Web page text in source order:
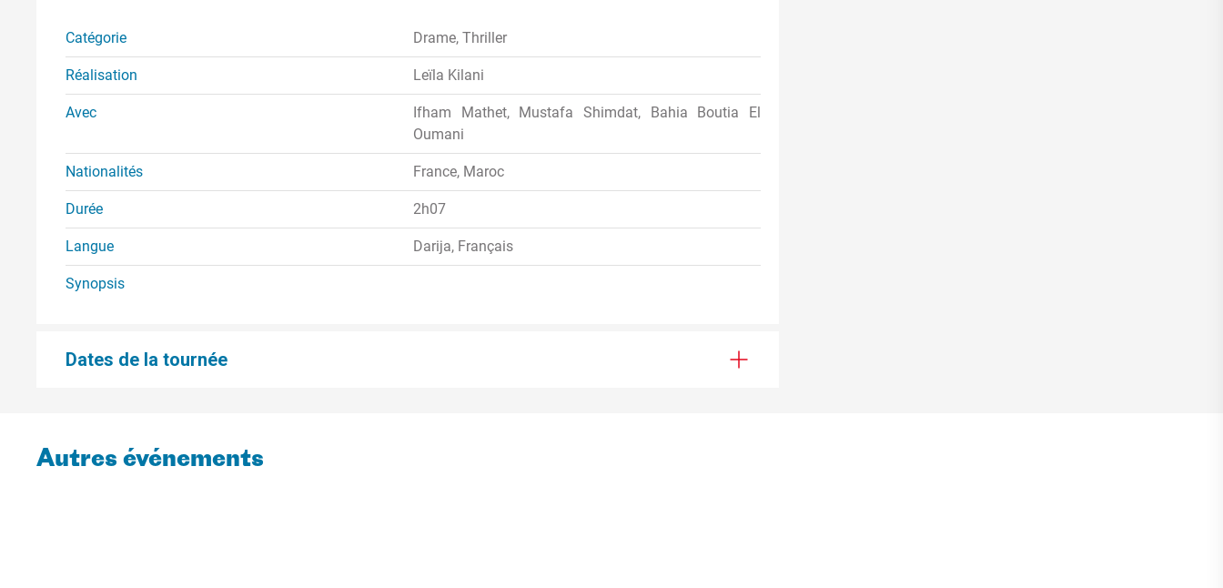
Catégorie Drame, Thriller
Réalisation Leïla Kilani
Avec
Ifham Mathet, Mustafa Shimdat, Bahia Boutia El
Oumani
Nationalités France, Maroc
Durée 2h07
Langue Darija, Français
Synopsis
Dates de la tournée
Autres événements